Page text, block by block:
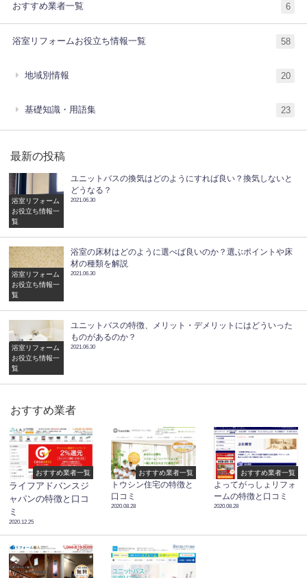
おすすめ業者一覧 6
浴室リフォームお役立ち情報一覧 58
地域別情報 20
基礎知識・用語集 23
最新の投稿
浴室リフォーム
お役立ち情報一
覧
ユニットバスの換気はどのようにすれば良い？換気しないと
どうなる？
2021.06.30
浴室リフォーム
お役立ち情報一
覧
浴室の床材はどのように選べば良いのか？選ぶポイントや床
材の種類を解説
2021.06.30
浴室リフォーム
お役立ち情報一
覧
ユニットバスの特徴、メリット・デメリットにはどういった
ものがあるのか？
2021.06.30
おすすめ業者
おすすめ業者一覧
ライフアドバンスジ
ャパンの特徴と口コ
ミ
2020.12.25
おすすめ業者一覧
トウシン住宅の特徴と
口コミ
2020.08.28
おすすめ業者一覧
よってがっしょリフォ
ームの特徴と口コミ
2020.08.28